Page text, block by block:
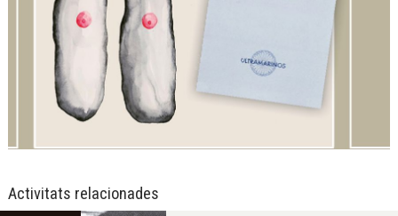
Activitats relacionades